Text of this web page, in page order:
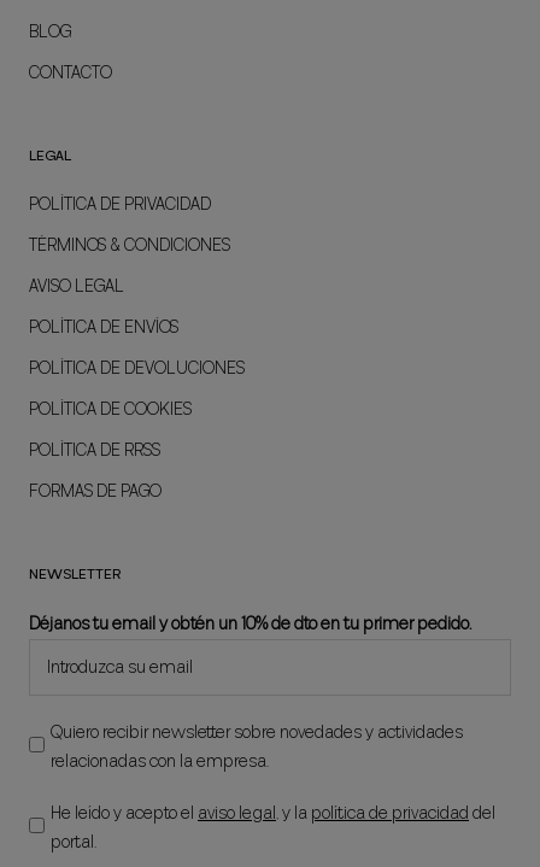
BLOG
CONTACTO
LEGAL
POLÍTICA DE PRIVACIDAD
TÉRMINOS & CONDICIONES
AVISO LEGAL
POLÍTICA DE ENVÍOS
POLÍTICA DE DEVOLUCIONES
POLÍTICA DE COOKIES
POLÍTICA DE RRSS
FORMAS DE PAGO
NEWSLETTER
Déjanos tu email y obtén un 10% de dto en tu primer pedido.
Quiero recibir newsletter sobre novedades y actividades
relacionadas con la empresa.
He leído y acepto el aviso legal, y lapolítica de privacidaddel
portal.